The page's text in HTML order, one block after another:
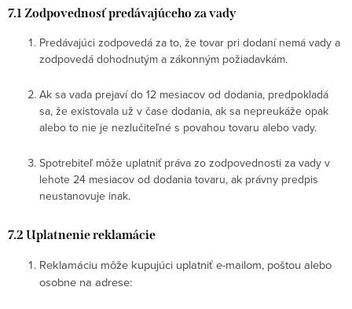
7.1 Zodpovednosť predávajúceho za vady
Predávajúci zodpovedá za to, že tovar pri dodaní nemá vady a
zodpovedá dohodnutým a zákonným požiadavkám.
Ak sa vada prejaví do 12 mesiacov od dodania, predpokladá
sa, že existovala už v čase dodania, ak sa nepreukáže opak
alebo to nie je nezlučiteľné s povahou tovaru alebo vady.
Spotrebiteľ môže uplatniť práva zo zodpovednosti za vady v
lehote 24 mesiacov od dodania tovaru, ak právny predpis
neustanovuje inak.
7.2 Uplatnenie reklamácie
Reklamáciu môže kupujúci uplatniť e-mailom, poštou alebo
osobne na adrese: